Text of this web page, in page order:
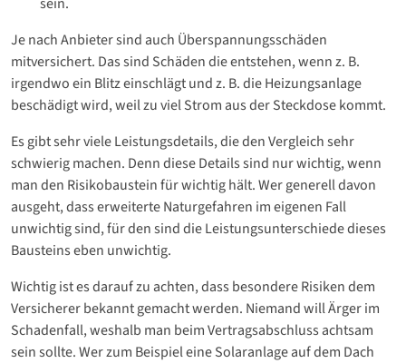
Je nach Anbieter sind auch Überspannungsschäden
mitversichert. Das sind Schäden die entstehen, wenn z. B.
irgendwo ein Blitz einschlägt und z. B. die Heizungsanlage
beschädigt wird, weil zu viel Strom aus der Steckdose kommt.
Es gibt sehr viele Leistungsdetails, die den Vergleich sehr
schwierig machen. Denn diese Details sind nur wichtig, wenn
man den Risikobaustein für wichtig hält. Wer generell davon
ausgeht, dass erweiterte Naturgefahren im eigenen Fall
unwichtig sind, für den sind die Leistungsunterschiede dieses
Bausteins eben unwichtig.
Wichtig ist es darauf zu achten, dass besondere Risiken dem
Versicherer bekannt gemacht werden. Niemand will Ärger im
Schadenfall, weshalb man beim Vertragsabschluss achtsam
sein sollte. Wer zum Beispiel eine Solaranlage auf dem Dach